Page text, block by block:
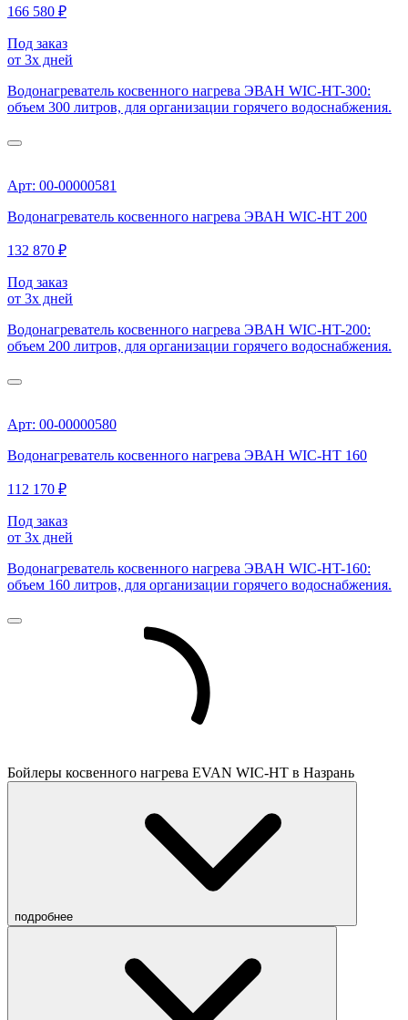
166 580 ₽
Под заказ
от 3х дней
Водонагреватель косвенного нагрева ЭВАН WIC-HT-300:
объем 300 литров, для организации горячего водоснабжения.
Арт: 00-00000581
Водонагреватель косвенного нагрева ЭВАН WIC-HT 200
132 870 ₽
Под заказ
от 3х дней
Водонагреватель косвенного нагрева ЭВАН WIC-HT-200:
объем 200 литров, для организации горячего водоснабжения.
Арт: 00-00000580
Водонагреватель косвенного нагрева ЭВАН WIC-HT 160
112 170 ₽
Под заказ
от 3х дней
Водонагреватель косвенного нагрева ЭВАН WIC-HT-160:
объем 160 литров, для организации горячего водоснабжения.
Бойлеры косвенного нагрева EVAN WIC-HT в Назрань
подробнее